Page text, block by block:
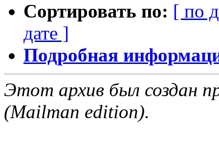
Сортировать по: [ по
дате ]
Подробная
Этот архив был создан
(Mailman edition).